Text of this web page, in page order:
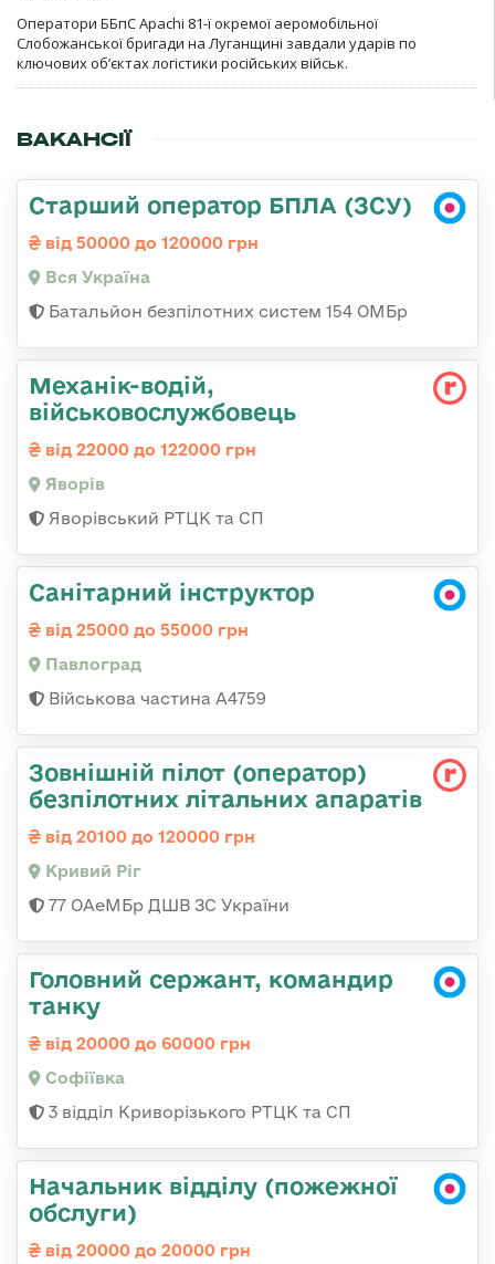
Оператори ББпС Apachi 81-ї окремої аеромобільної
Слобожанської бригади на Луганщині завдали ударів по
ключових об’єктах логістики російських військ.
ВАКАНСІЇ
Старший оператор БПЛА (ЗСУ)
від 50000 до 120000 грн
Вся Україна
Батальйон безпілотних систем 154 ОМБр
Механік-водій,
військовослужбовець
від 22000 до 122000 грн
Яворів
Яворівський РТЦК та СП
Санітарний інструктор
від 25000 до 55000 грн
Павлоград
Військова частина А4759
Зовнішній пілот (оператор)
безпілотних літальних апаратів
від 20100 до 120000 грн
Кривий Ріг
77 ОАеМБр ДШВ ЗС України
Головний сержант, командир
танку
від 20000 до 60000 грн
Софіївка
3 відділ Криворізького РТЦК та СП
Начальник відділу (пожежної
обслуги)
від 20000 до 20000 грн